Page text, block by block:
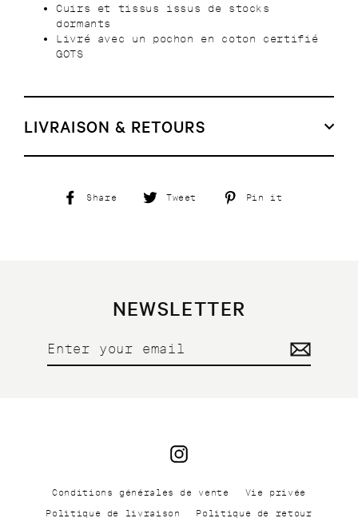
Cuirs et tissus issus de stocks
dormants
Livré avec un pochon en coton certifié
GOTS
LIVRAISON & RETOURS
Share
Share
Tweet
Tweet
Pin it
NEWSLETTER
email
Conditions générales de vente Vie privée
Politique de livraison Politique de retour